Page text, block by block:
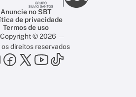
Anuncie no SBT
de privacidade
Termos de uso
Copyright © 2026 —
os direitos reservados